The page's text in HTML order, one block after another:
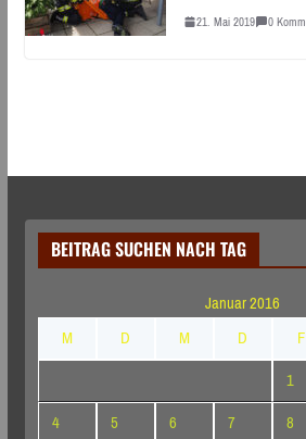
21. Mai 2019 0
BEITRAG SUCHEN NACH TAG
Januar 2016
M
D M D F
1
4
5 6 7 8